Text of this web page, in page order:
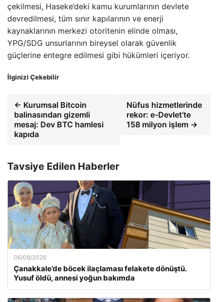
çekilmesi, Haseke’deki kamu kurumlarının devlete
devredilmesi, tüm sınır kapılarının ve enerji
kaynaklarının merkezi otoritenin elinde olması,
YPG/SDG unsurlarının bireysel olarak güvenlik
güçlerine entegre edilmesi gibi hükümleri içeriyor.
İlginizi Çekebilir
← Kurumsal Bitcoin
balinasından gizemli
mesaj: Dev BTC hamlesi
kapıda
Nüfus hizmetlerinde
rekor: e-Devlet’te
158 milyon işlem →
Tavsiye Edilen Haberler
06/08/2026
Çanakkale’de böcek ilaçlaması felakete dönüştü.
Yusuf öldü, annesi yoğun bakımda